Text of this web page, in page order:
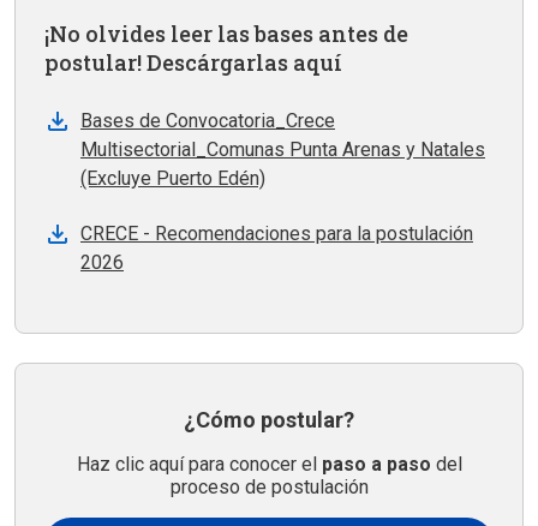
¡No olvides leer las bases antes de
postular! Descárgarlas aquí
Bases de Convocatoria_Crece
Multisectorial_Comunas Punta Arenas y Natales
(Excluye Puerto Edén)
CRECE - Recomendaciones para la postulación
2026
¿Cómo postular?
Haz clic aquí para conocer el paso a paso del
proceso de postulación